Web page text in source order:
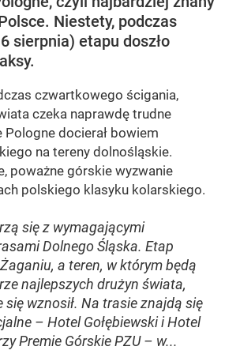
Niestety, podczas
sierpnia) etapu doszło
czwartkowego ścigania,
czeka naprawdę trudne
Pologne docierał bowiem
na tereny dolnośląskie.
poważne górskie wyzwanie
polskiego klasyku kolarskiego.
się z wymagającymi
Dolnego Śląska. Etap
a teren, w którym będą
najlepszych drużyn świata,
wznosił. Na trasie znajdą się
– Hotel Gołębiewski i Hotel
Premie Górskie PZU – w...